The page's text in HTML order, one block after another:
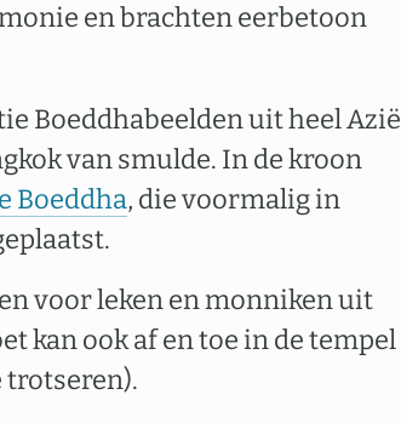
en brachten eerbetoon
Boeddhabeelden uit heel Azië
van smulde. In de kroon
Boeddha, die voormalig in
voor leken en monniken uit
kan ook af en toe in de tempel
trotseren).